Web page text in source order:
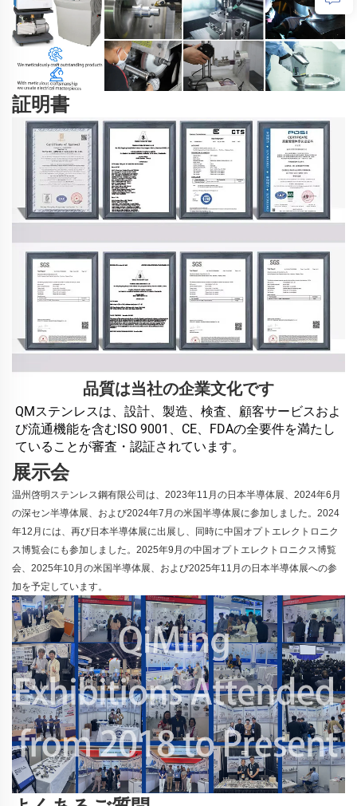
証明書
品質は当社の企業文化です
QMステンレスは、設計、製造、検査、顧客サービスおよ
び流通機能を含むISO 9001、CE、FDAの全要件を満たし
ていることが審査・認証されています。
展示会
温州啓明ステンレス鋼有限公司は、2023年11月の日本半導体展、2024年6月
の深セン半導体展、および2024年7月の米国半導体展に参加しました。2024
年12月には、再び日本半導体展に出展し、同時に中国オプトエレクトロニク
ス博覧会にも参加しました。2025年9月の中国オプトエレクトロニクス博覧
会、2025年10月の米国半導体展、および2025年11月の日本半導体展への参
加を予定しています。